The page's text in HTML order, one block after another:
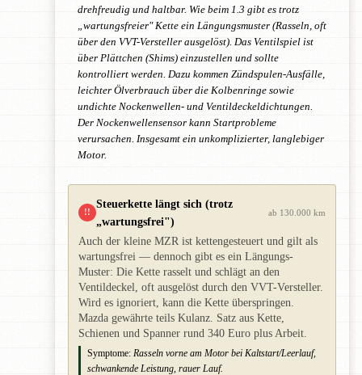
drehfreudig und haltbar. Wie beim 1.3 gibt es trotz
„wartungsfreier" Kette ein Längungsmuster (Rasseln, oft
über den VVT-Versteller ausgelöst). Das Ventilspiel ist
über Plättchen (Shims) einzustellen und sollte
kontrolliert werden. Dazu kommen Zündspulen-Ausfälle,
leichter Ölverbrauch über die Kolbenringe sowie
undichte Nockenwellen- und Ventildeckeldichtungen.
Der Nockenwellensensor kann Startprobleme
verursachen. Insgesamt ein unkomplizierter, langlebiger
Motor.
!!
Steuerkette längt sich (trotz
„wartungsfrei")
ab 130.000 km
Auch der kleine MZR ist kettengesteuert und gilt als
wartungsfrei — dennoch gibt es ein Längungs-
Muster: Die Kette rasselt und schlägt an den
Ventildeckel, oft ausgelöst durch den VVT-Versteller.
Wird es ignoriert, kann die Kette überspringen.
Mazda gewährte teils Kulanz. Satz aus Kette,
Schienen und Spanner rund 340 Euro plus Arbeit.
Symptome: Rasseln vorne am Motor bei Kaltstart/Leerlauf,
schwankende Leistung, rauer Lauf.